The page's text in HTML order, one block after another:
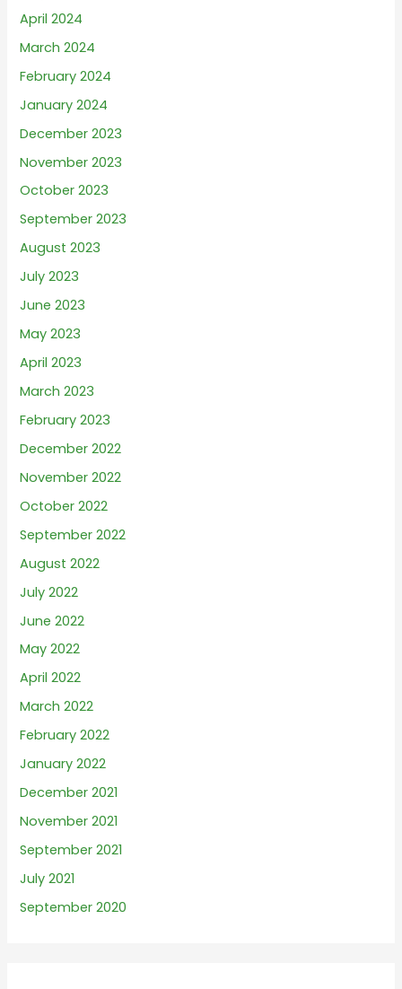
April 2024
March 2024
February 2024
January 2024
December 2023
November 2023
October 2023
September 2023
August 2023
July 2023
June 2023
May 2023
April 2023
March 2023
February 2023
December 2022
November 2022
October 2022
September 2022
August 2022
July 2022
June 2022
May 2022
April 2022
March 2022
February 2022
January 2022
December 2021
November 2021
September 2021
July 2021
September 2020